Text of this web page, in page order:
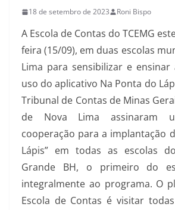
18 de setembro de 2023 Roni Bispo
A Escola de Contas do TCEMG
feira (15/09), em duas escolas
Lima para sensibilizar e
uso do aplicativo Na Ponta do
Tribunal de Contas de Minas
de Nova Lima assinaram
cooperação para a implantação
Lápis” em todas as escolas
Grande BH, o primeiro do
integralmente ao programa. O
Escola de Contas é visitar